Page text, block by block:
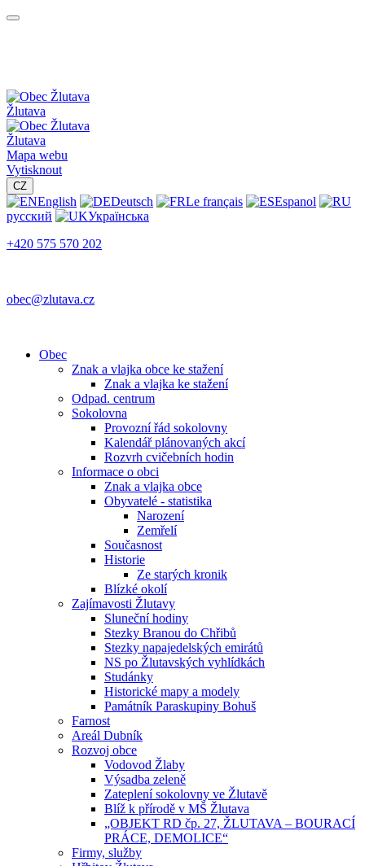
Žlutava
Žlutava
Mapa webu
Vytisknout
CZ
English Deutsch Le français
Espanol
русский
Українська
+420 575 570 202
obec@zlutava.cz
Obec
Znak a vlajka obce ke stažení
Znak a vlajka ke stažení
Odpad. centrum
Sokolovna
Provozní řád sokolovny
Kalendář plánovaných akcí
Rozvrh cvičebních hodin
Informace o obci
Znak a vlajka obce
Obyvatelé - statistika
Narození
Zemřelí
Současnost
Historie
Ze starých kronik
Blízké okolí
Zajímavosti Žlutavy
Sluneční hodiny
Stezky Branou do Chřibů
Stezky napajedelských emirátů
NS po Žlutavských vyhlídkách
Studánky
Historické mapy a modely
Památník Paraskupiny Bohuš
Farnost
Areál Dubník
Rozvoj obce
Vodovod Žlaby
Výsadba zeleně
Zateplení sokolovny ve Žlutavě
Blíž k přírodě v MŠ Žlutava
„OBJEKT RD čp. 27, ŽLUTAVA – BOURACÍ
PRÁCE, DEMOLICE“
Firmy, služby